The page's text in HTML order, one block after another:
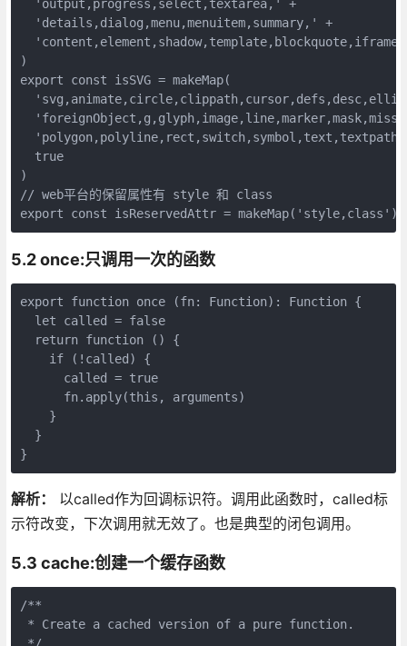
  'output,progress,select,textarea,' +
  'details,dialog,menu,menuitem,summary,' +
)
export const isSVG = makeMap(
  true
)
// web平台的保留属性有 style 和 class
export const isReservedAttr = makeMap('style,class')
5.2 once:只调用一次的函数
export function once (fn: Function): Function {
  let called = false
  return function () {
    if (!called) {
      called = true
      fn.apply(this, arguments)
    }
  }
}
解析：
以called作为回调标识符。调用此函数时，called标
示符改变，下次调用就无效了。也是典型的闭包调用。
5.3 cache:创建一个缓存函数
/**
* Create a cached version of a pure function.
*/